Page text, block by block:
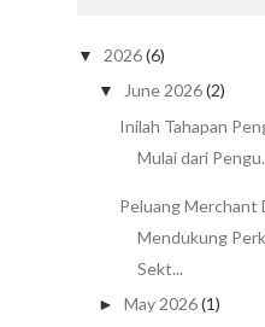
▼ 2026(6)
▼ June 2026(2)
Inilah Tahapan
Mulai dari
Peluang Merchant
Mendukung
Sekt...
► May 2026(1)